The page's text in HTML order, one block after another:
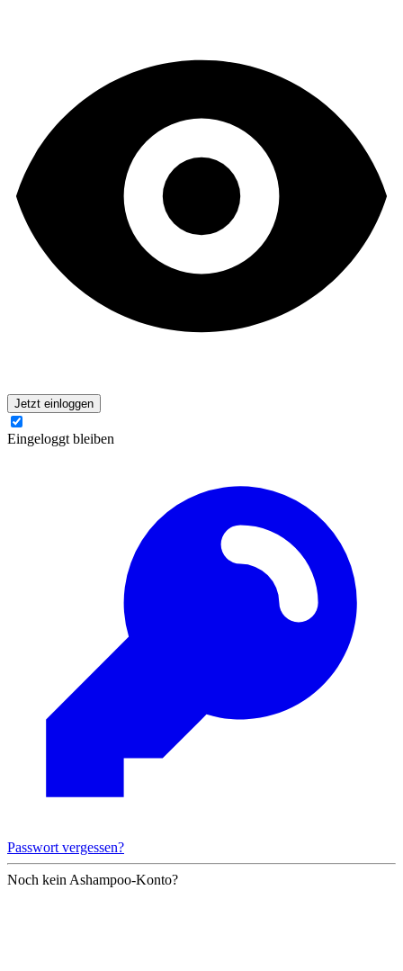
Jetzt einloggen
Eingeloggt bleiben
Passwort vergessen?
Noch kein Ashampoo-Konto?